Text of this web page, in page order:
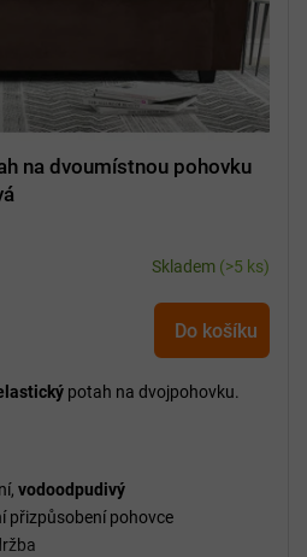
na dvoumístnou pohovku
Skladem (>5 ks)
Do košíku
potah na dvojpohovku.
vodoodpudivý
přizpůsobení pohovce